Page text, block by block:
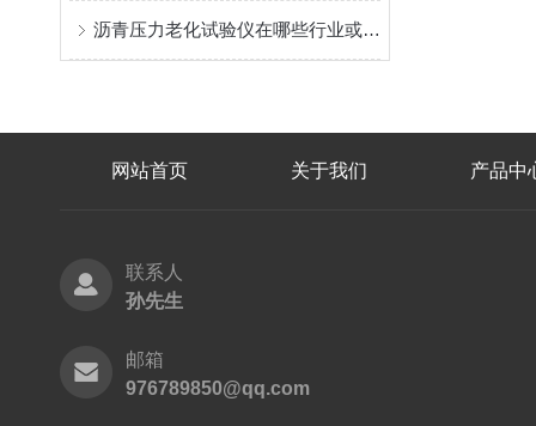
沥青压力老化试验仪在哪些行业或领域有广泛应用？
网站首页 关于我们 产品中
联系人
孙先生
邮箱
976789850@qq.com